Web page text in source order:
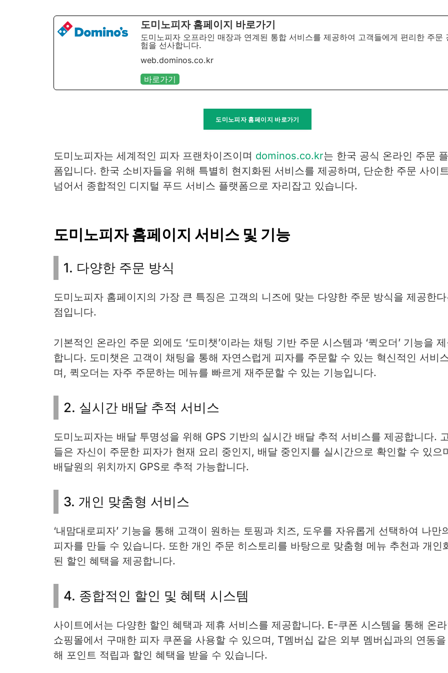
도미노피자 홈페이지 바로가기
도미노피자 오프라인 매장과 연계된 통합 서비스를 제공하여 고객들에게 편리한 주문
험을 선사합니다.
web.dominos.co.kr
바로가기
도미노피자 홈페이지 바로가기
도미노피자는 세계적인 피자 프랜차이즈이며 dominos.co.kr는 한국 공식 온라인 주문
폼입니다. 한국 소비자들을 위해 특별히 현지화된 서비스를 제공하며, 단순한 주문 사이
넘어서 종합적인 디지털 푸드 서비스 플랫폼으로 자리잡고 있습니다.
도미노피자 홈페이지 서비스 및 기능
1. 다양한 주문 방식
도미노피자 홈페이지의 가장 큰 특징은 고객의 니즈에 맞는 다양한 주문 방식을 제공한
점입니다.
기본적인 온라인 주문 외에도 ‘도미챗’이라는 채팅 기반 주문 시스템과 ‘퀵오더’ 기능을
합니다. 도미챗은 고객이 채팅을 통해 자연스럽게 피자를 주문할 수 있는 혁신적인 서비
며, 퀵오더는 자주 주문하는 메뉴를 빠르게 재주문할 수 있는 기능입니다.
2. 실시간 배달 추적 서비스
도미노피자는 배달 투명성을 위해 GPS 기반의 실시간 배달 추적 서비스를 제공합니다.
들은 자신이 주문한 피자가 현재 요리 중인지, 배달 중인지를 실시간으로 확인할 수 있으
배달원의 위치까지 GPS로 추적 가능합니다.
3. 개인 맞춤형 서비스
‘내맘대로피자’ 기능을 통해 고객이 원하는 토핑과 치즈, 도우를 자유롭게 선택하여 나만
피자를 만들 수 있습니다. 또한 개인 주문 히스토리를 바탕으로 맞춤형 메뉴 추천과 개인
된 할인 혜택을 제공합니다.
4. 종합적인 할인 및 혜택 시스템
사이트에서는 다양한 할인 혜택과 제휴 서비스를 제공합니다. E-쿠폰 시스템을 통해 온라
쇼핑몰에서 구매한 피자 쿠폰을 사용할 수 있으며, T멤버십 같은 외부 멤버십과의 연동을
해 포인트 적립과 할인 혜택을 받을 수 있습니다.